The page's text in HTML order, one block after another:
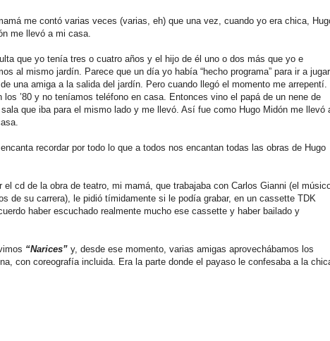
me contó varias veces (varias, eh) que una vez, cuando yo era chica,
me llevó a mi casa.
que yo tenía tres o cuatro años y el hijo de él uno o dos más que yo e
al mismo jardín. Parece que un día yo había “hecho programa” para ir a jugar
una amiga a la salida del jardín. Pero cuando llegó el momento me arrepentí.
los ’80 y no teníamos teléfono en casa. Entonces vino el papá de un nene de
que iba para el mismo lado y me llevó. Así fue como Hugo Midón me llevó
recordar por todo lo que a todos nos encantan todas las obras de Hugo
cd de la obra de teatro, mi mamá, que trabajaba con Carlos Gianni (el
de su carrera), le pidió tímidamente si le podía grabar, en un cassette TDK
haber escuchado realmente mucho ese cassette y haber bailado y
“Narices” y, desde ese momento, varias amigas aprovechábamos los
con coreografía incluida. Era la parte donde el payaso le confesaba a la